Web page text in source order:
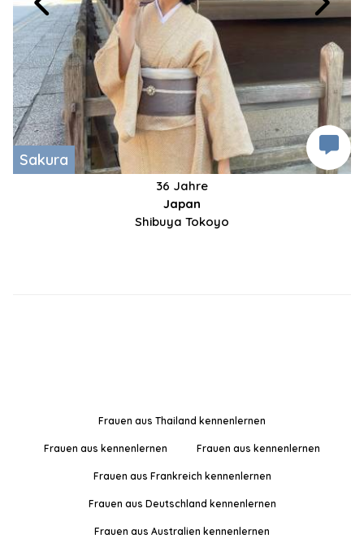
Sakura
36 Jahre
Japan
Shibuya Tokoyo
Frauen aus Thailand kennenlernen
Frauen aus kennenlernen Frauen aus kennenlernen
Frauen aus Frankreich kennenlernen
Frauen aus Deutschland kennenlernen
Frauen aus Australien kennenlernen